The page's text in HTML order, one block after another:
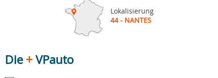
Lokalisierung
44 - NANTES
Die+VPauto